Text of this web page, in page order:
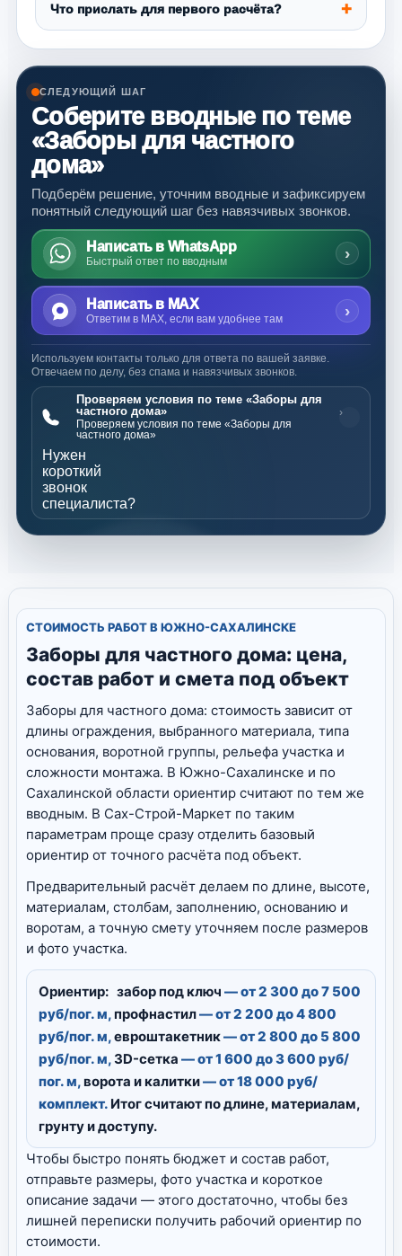
Что прислать для первого расчёта?
СЛЕДУЮЩИЙ ШАГ
Соберите вводные по теме
«Заборы для частного
дома»
Подберём решение, уточним вводные и зафиксируем
понятный следующий шаг без навязчивых звонков.
Написать в WhatsApp
Быстрый ответ по вводным ›
Написать в MAX
Ответим в MAX, если вам удобнее там ›
Используем контакты только для ответа по вашей заявке.
Отвечаем по делу, без спама и навязчивых звонков.
Проверяем условия по теме «Заборы для
частного дома»
Проверяем условия по теме «Заборы для
частного дома»
›
Нужен
короткий
звонок
специалиста?
СТОИМОСТЬ РАБОТ В ЮЖНО-САХАЛИНСКЕ
Заборы для частного дома: цена,
состав работ и смета под объект
Заборы для частного дома: стоимость зависит от
длины ограждения, выбранного материала, типа
основания, воротной группы, рельефа участка и
сложности монтажа. В Южно-Сахалинске и по
Сахалинской области ориентир считают по тем же
вводным. В Сах-Строй-Маркет по таким
параметрам проще сразу отделить базовый
ориентир от точного расчёта под объект.
Предварительный расчёт делаем по длине, высоте,
материалам, столбам, заполнению, основанию и
воротам, а точную смету уточняем после размеров
и фото участка.
Ориентир: забор под ключ — от 2 300 до 7 500
руб/пог. м,профнастил— от 2 200 до 4 800
руб/пог. м,евроштакетник— от 2 800 до 5 800
руб/пог. м, 3D-сетка — от 1 600 до 3 600 руб/
пог. м,ворота и калитки— от 18 000 руб/
комплект. Итог считают по длине, материалам,
грунту и доступу.
Чтобы быстро понять бюджет и состав работ,
отправьте размеры, фото участка и короткое
описание задачи — этого достаточно, чтобы без
лишней переписки получить рабочий ориентир по
стоимости.